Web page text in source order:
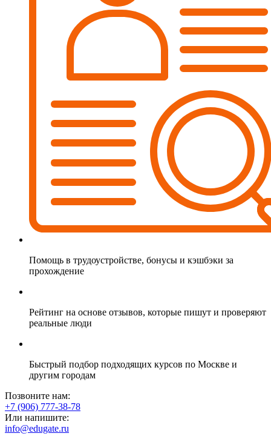
Помощь в трудоустройстве, бонусы и кэшбэки за
прохождение
Рейтинг на основе отзывов, которые пишут и проверяют
реальные люди
Быстрый подбор подходящих курсов по Москве и
другим городам
Позвоните нам:
+7 (906) 777-38-78
Или напишите:
info@edugate.ru